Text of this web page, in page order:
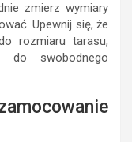
zmierz wymiary
Upewnij się, że
rozmiaru tarasu,
do swobodnego